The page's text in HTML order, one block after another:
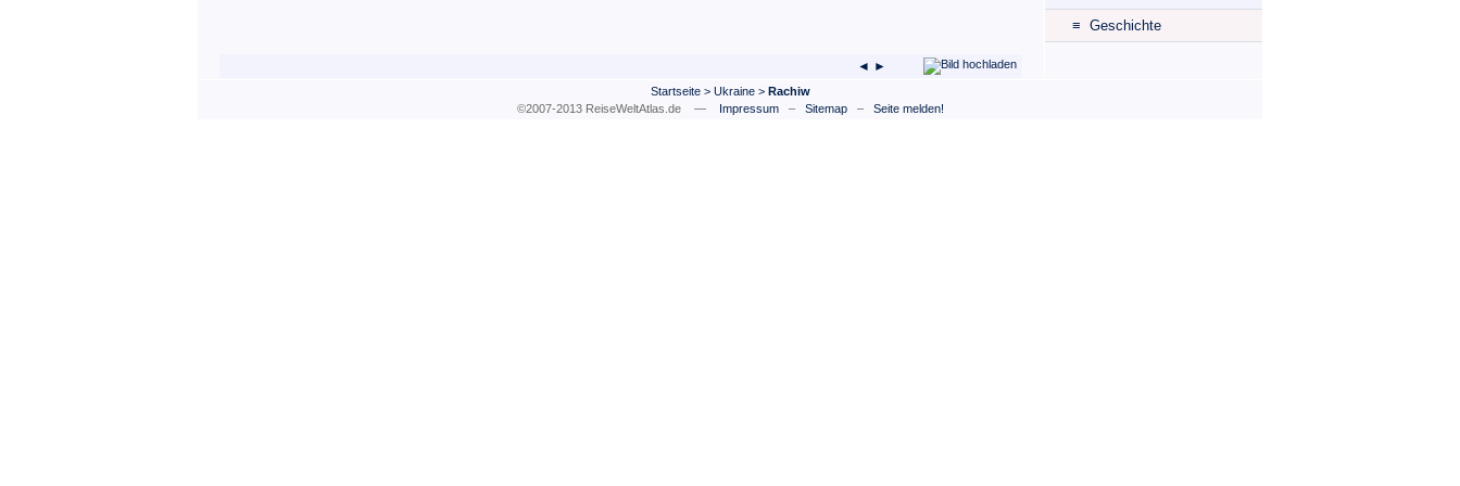
◄ ►
≡ Geschichte
Startseite> Ukraine> Rachiw
©2007-2013 ReiseWeltAtlas.de —
Impressum– Sitemap– Seite melden!